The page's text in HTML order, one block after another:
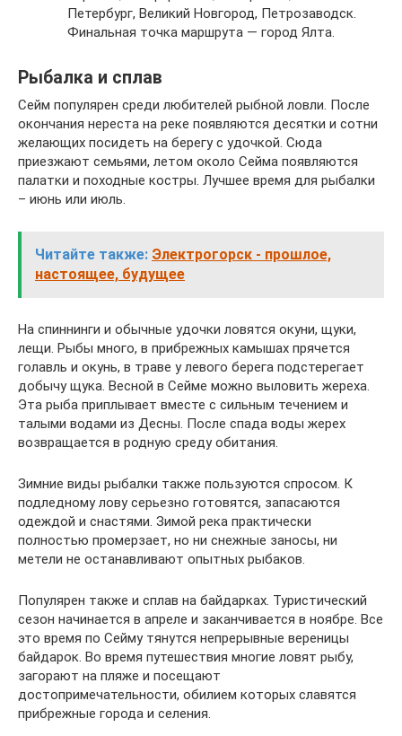
Петербург, Великий Новгород, Петрозаводск.
Финальная точка маршрута — город Ялта.
Рыбалка и сплав
Сейм популярен среди любителей рыбной ловли. После
окончания нереста на реке появляются десятки и сотни
желающих посидеть на берегу с удочкой. Сюда
приезжают семьями, летом около Сейма появляются
палатки и походные костры. Лучшее время для рыбалки
– июнь или июль.
Читайте также: Электрогорск - прошлое,
настоящее, будущее
На спиннинги и обычные удочки ловятся окуни, щуки,
лещи. Рыбы много, в прибрежных камышах прячется
голавль и окунь, в траве у левого берега подстерегает
добычу щука. Весной в Сейме можно выловить жереха.
Эта рыба приплывает вместе с сильным течением и
талыми водами из Десны. После спада воды жерех
возвращается в родную среду обитания.
Зимние виды рыбалки также пользуются спросом. К
подледному лову серьезно готовятся, запасаются
одеждой и снастями. Зимой река практически
полностью промерзает, но ни снежные заносы, ни
метели не останавливают опытных рыбаков.
Популярен также и сплав на байдарках. Туристический
сезон начинается в апреле и заканчивается в ноябре. Все
это время по Сейму тянутся непрерывные вереницы
байдарок. Во время путешествия многие ловят рыбу,
загорают на пляже и посещают
достопримечательности, обилием которых славятся
прибрежные города и селения.